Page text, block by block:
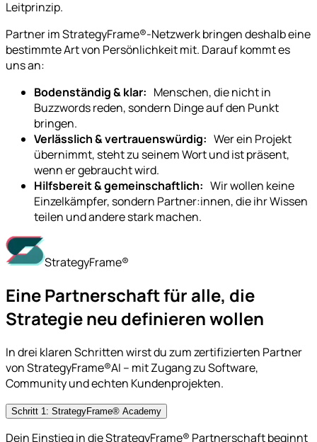
Leitprinzip.
Partner im StrategyFrame®-Netzwerk bringen deshalb eine
bestimmte Art von Persönlichkeit mit. Darauf kommt es
uns an:
Bodenständig & klar: Menschen, die nicht in
Buzzwords reden, sondern Dinge auf den Punkt
bringen.
Verlässlich & vertrauenswürdig: Wer ein Projekt
übernimmt, steht zu seinem Wort und ist präsent,
wenn er gebraucht wird.
Hilfsbereit & gemeinschaftlich: Wir wollen keine
Einzelkämpfer, sondern Partner:innen, die ihr Wissen
teilen und andere stark machen.
StrategyFrame®
Eine Partnerschaft für alle, die
Strategie neu definieren wollen
In drei klaren Schritten wirst du zum zertifizierten Partner
von StrategyFrame®AI – mit Zugang zu Software,
Community und echten Kundenprojekten.
Schritt 1: StrategyFrame® Academy
Dein Einstieg in die StrategyFrame® Partnerschaft beginnt